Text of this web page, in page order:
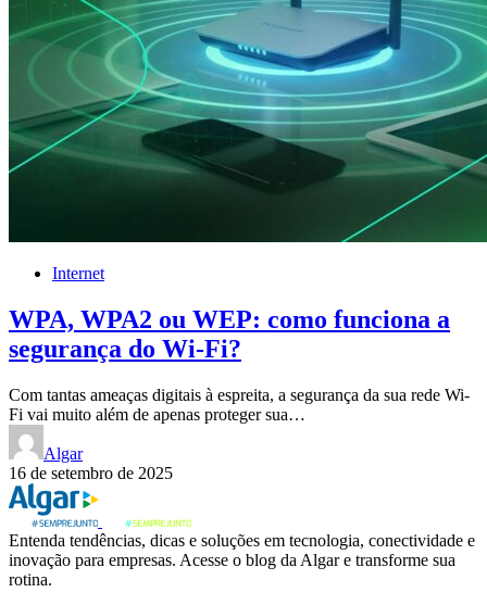
Internet
WPA, WPA2 ou WEP: como funciona a
segurança do Wi-Fi?
Com tantas ameaças digitais à espreita, a segurança da sua rede Wi-
Fi vai muito além de apenas proteger sua…
Algar
16 de setembro de 2025
Entenda tendências, dicas e soluções em tecnologia, conectividade e
inovação para empresas. Acesse o blog da Algar e transforme sua
rotina.